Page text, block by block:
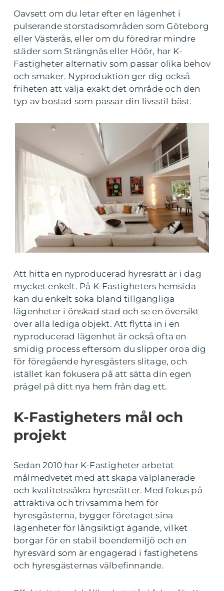
Oavsett om du letar efter en lägenhet i
pulserande storstadsområden som Göteborg
eller Västerås, eller om du föredrar mindre
städer som Strängnäs eller Höör, har K-
Fastigheter alternativ som passar olika behov
och smaker. Nyproduktion ger dig också
friheten att välja exakt det område och den
typ av bostad som passar din livsstil bäst.
Att hitta en nyproducerad hyresrätt är i dag
mycket enkelt. På K-Fastigheters hemsida
kan du enkelt söka bland tillgängliga
lägenheter i önskad stad och se en översikt
över alla lediga objekt. Att flytta in i en
nyproducerad lägenhet är också ofta en
smidig process eftersom du slipper oroa dig
för föregående hyresgästers slitage, och
istället kan fokusera på att sätta din egen
prägel på ditt nya hem från dag ett.
K-Fastigheters mål och
projekt
Sedan 2010 har K-Fastigheter arbetat
målmedvetet med att skapa välplanerade
och kvalitetssäkra hyresrätter. Med fokus på
attraktiva och trivsamma hem för
hyresgästerna, bygger företaget sina
lägenheter för långsiktigt ägande, vilket
borgar för en stabil boendemiljö och en
hyresvärd som är engagerad i fastighetens
och hyresgästernas välbefinnande.